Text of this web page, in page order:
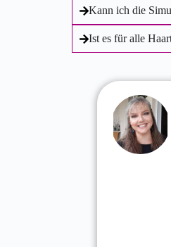
Kann ich die
Ist es für alle